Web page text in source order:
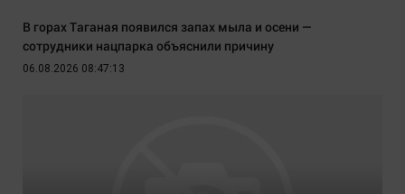
В горах Таганая появился запах мыла и осени —
сотрудники нацпарка объяснили причину
06.08.2026 08:47:13